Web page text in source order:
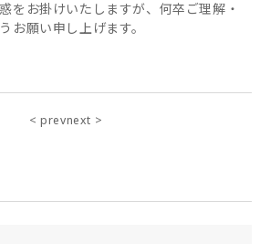
をお掛けいたしますが、何卒ご理解・
お願い申し上げます。
< prevnext >